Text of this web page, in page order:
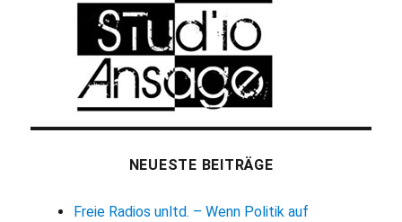
NEUESTE BEITRÄGE
Freie Radios unltd. – Wenn Politik auf